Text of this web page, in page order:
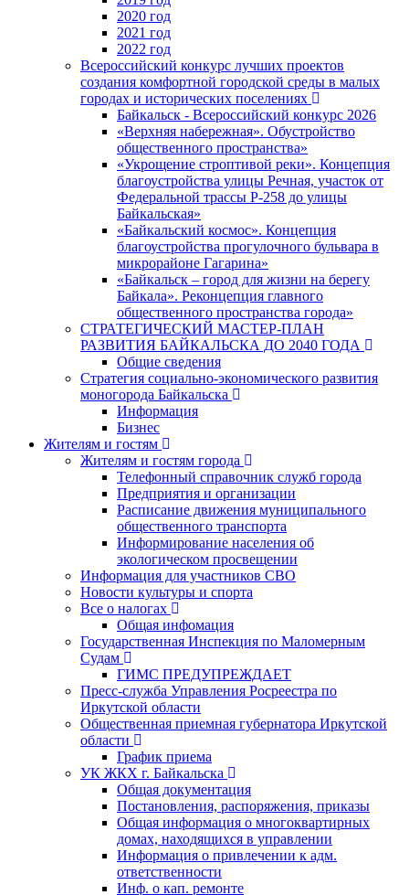
2020 год
2021 год
2022 год
Всероссийский конкурс лучших проектов
создания комфортной городской среды в малых
городах и исторических поселениях
Байкальск - Всероссийский конкурс 2026
«Верхняя набережная». Обустройство
общественного пространства»
«Укрощение строптивой реки». Концепция
благоустройства улицы Речная, участок от
Федеральной трассы Р-258 до улицы
Байкальская»
«Байкальский космос». Концепция
благоустройства прогулочного бульвара в
микрорайоне Гагарина»
«Байкальск – город для жизни на берегу
Байкала». Реконцепция главного
общественного пространства города»
СТРАТЕГИЧЕСКИЙ МАСТЕР-ПЛАН
РАЗВИТИЯ БАЙКАЛЬСКА ДО 2040 ГОДА
Общие сведения
Стратегия социально-экономического развития
моногорода Байкальска
Информация
Бизнес
Жителям и гостям
Жителям и гостям города
Телефонный справочник служб города
Предприятия и организации
Расписание движения муниципального
общественного транспорта
Информирование населения об
экологическом просвещении
Информация для участников СВО
Новости культуры и спорта
Все о налогах
Общая инфомация
Государственная Инспекция по Маломерным
Судам
ГИМС ПРЕДУПРЕЖДАЕТ
Пресс-служба Управления Росреестра по
Иркутской области
Общественная приемная губернатора Иркутской
области
График приема
УК ЖКХ г. Байкальска
Общая документация
Постановления, распоряжения, приказы
Общая информация о многоквартирных
домах, находящихся в управлении
Информация о привлечении к адм.
ответственности
Инф. о кап. ремонте